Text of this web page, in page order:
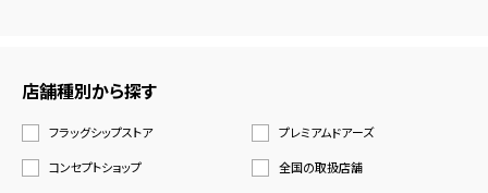
店舗種別から探す
フラッグシップストア
プレミアムドアーズ
コンセプトショップ
全国の取扱店舗